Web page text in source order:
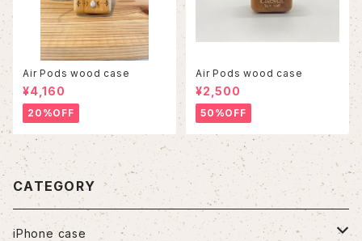
Air Pods wood case
¥4,160
20%OFF
Air Pods wood case
¥2,500
50%OFF
CATEGORY
iPhone case